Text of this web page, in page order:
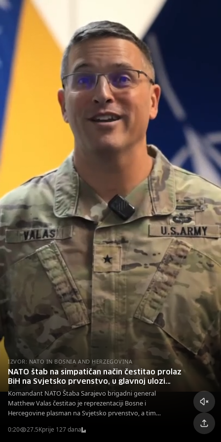
IZVOR: NATO IN BOSNIA AND HERZEGOVINA
NATO štab na simpatičan način čestitao prolaz
BiH na Svjetsko prvenstvo, u glavnoj ulozi
komandant Matthew Valas
Komandant NATO Štaba Sarajevo brigadni general
Matthew Valas čestitao je reprezentaciji Bosne i
Hercegovine plasman na Svjetsko prvenstvo, a tim
0:20 27.5Kprije 127 dana